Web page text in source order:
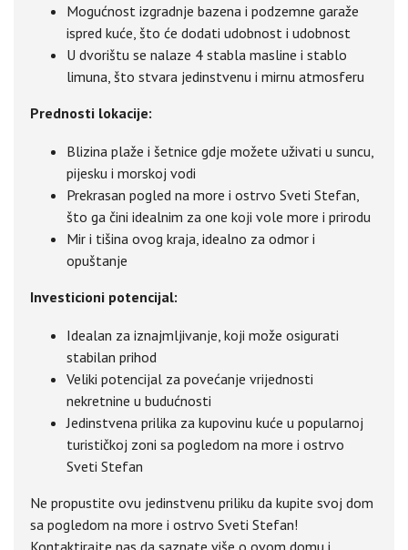
Mogućnost izgradnje bazena i podzemne garaže
ispred kuće, što će dodati udobnost i udobnost
U dvorištu se nalaze 4 stabla masline i stablo
limuna, što stvara jedinstvenu i mirnu atmosferu
Prednosti lokacije:
Blizina plaže i šetnice gdje možete uživati u suncu,
pijesku i morskoj vodi
Prekrasan pogled na more i ostrvo Sveti Stefan,
što ga čini idealnim za one koji vole more i prirodu
Mir i tišina ovog kraja, idealno za odmor i
opuštanje
Investicioni potencijal:
Idealan za iznajmljivanje, koji može osigurati
stabilan prihod
Veliki potencijal za povećanje vrijednosti
nekretnine u budućnosti
Jedinstvena prilika za kupovinu kuće u popularnoj
turističkoj zoni sa pogledom na more i ostrvo
Sveti Stefan
Ne propustite ovu jedinstvenu priliku da kupite svoj dom
sa pogledom na more i ostrvo Sveti Stefan!